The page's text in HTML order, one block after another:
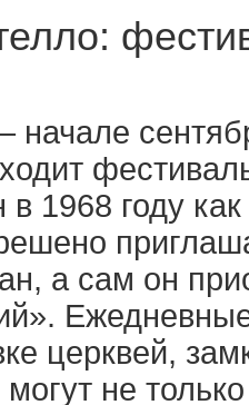
начале
1968 году
а сам он
церквей,
не